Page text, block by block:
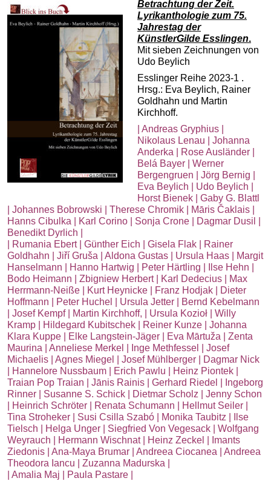
Betrachtung der Zeit.
Lyrikanthologie zum 75.
Jahrestag der
KünstlerGilde Esslingen.
Mit sieben Zeichnungen von
Udo Beylich
Esslinger Reihe 2023-1 .
Hrsg.: Eva Beylich, Rainer
Goldhahn und Martin
Kirchhoff.
| Andreas Gryphius |
Nikolaus Lenau | Johanna
Anderka | Rose Ausländer |
Belá Bayer | Werner
Bergengruen | Jörg Bernig |
Eva Beylich | Udo Beylich |
Horst Bienek | Gaby G. Blattl
| Johannes Bobrowski | Therese Chromik | Māris Čaklais |
Hanns Cibulka | Karl Corino | Sonja Crone | Dagmar Dusil |
Benedikt Dyrlich |
| Rumania Ebert | Günther Eich | Gisela Flak | Rainer
Goldhahn | Jiří Gruša | Aldona Gustas | Ursula Haas | Margit
Hanselmann | Hanno Hartwig | Peter Härtling | Ilse Hehn |
Bodo Heimann | Zbigniew Herbert | Karl Dedecius | Max
Herrmann-Neiße | Kurt Heynicke | Franz Hodjak | Dieter
Hoffmann | Peter Huchel | Ursula Jetter | Bernd Kebelmann
| Josef Kempf | Martin Kirchhoff, | Ursula Kozioł | Willy
Kramp | Hildegard Kubitschek | Reiner Kunze | Johanna
Klara Kuppe | Elke Langstein-Jäger | Eva Mārtuža | Zenta
Maurina | Anneliese Merkel | Inge Methfessel | Josef
Michaelis | Agnes Miegel | Josef Mühlberger | Dagmar Nick
| Hannelore Nussbaum | Erich Pawlu | Heinz Piontek |
Traian Pop Traian | Jānis Rainis | Gerhard Riedel | Ingeborg
Rinner | Susanne S. Schick | Dietmar Scholz | Jenny Schon
| Heinrich Schröter | Renata Schumann | Hellmut Seiler |
Tina Stroheker | Susi Csilla Szabó | Monika Taubitz | Ilse
Tielsch | Helga Unger | Siegfried Von Vegesack | Wolfgang
Weyrauch | Hermann Wischnat | Heinz Zeckel | Imants
Ziedonis | Ana-Maya Brumar | Andreea Ciocanea | Andreea
Theodora Iancu | Zuzanna Madurska |
| Amalia Maj | Paula Pastare |